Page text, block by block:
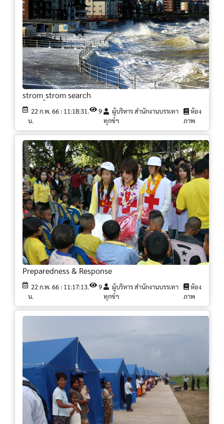
strom_strom search
22 ก.พ. 66 : 11:18:31.
น.
9
ผู้บริหาร สำนักงานบรรเทา
ทุกข์ฯ
ห้อง
ภาพ
Preparedness & Response
22 ก.พ. 66 : 11:17:13.
น.
9
ผู้บริหาร สำนักงานบรรเทา
ทุกข์ฯ
ห้อง
ภาพ